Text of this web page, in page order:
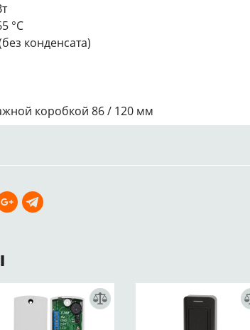
°C
конденсата)
коробкой 86 / 120 мм